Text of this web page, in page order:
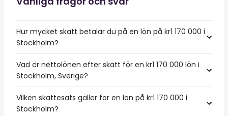
Hur mycket skatt betalar du på en lön på kr1 170 000 i
Stockholm?
Vad är nettolönen efter skatt för en kr1 170 000 lön i
Stockholm, Sverige?
Vilken skattesats gäller för en lön på kr1 170 000 i
Stockholm?